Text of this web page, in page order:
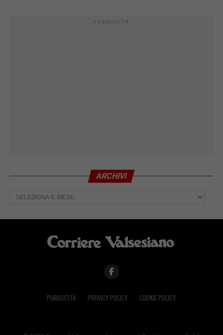
PUBBLICITÀ
ARCHIVI
Archivi
PUBBLICITÀ PRIVACY POLICY COOKIE POLICY